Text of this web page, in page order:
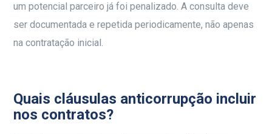
um potencial parceiro já foi penalizado. A consulta deve
ser documentada e repetida periodicamente, não apenas
na contratação inicial.
Quais cláusulas anticorrupção incluir
nos contratos?